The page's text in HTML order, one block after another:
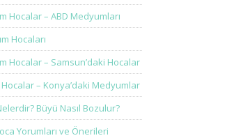
Hocalar – ABD Medyumları
Hocaları
Hocalar – Samsun’daki Hocalar
– Konya’daki Medyumlar
Büyü Nasıl Bozulur?
Yorumları ve Önerileri